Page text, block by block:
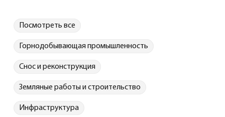
Посмотреть все
Горнодобывающая промышленность
Снос и реконструкция
Земляные работы и строительство
Инфраструктура